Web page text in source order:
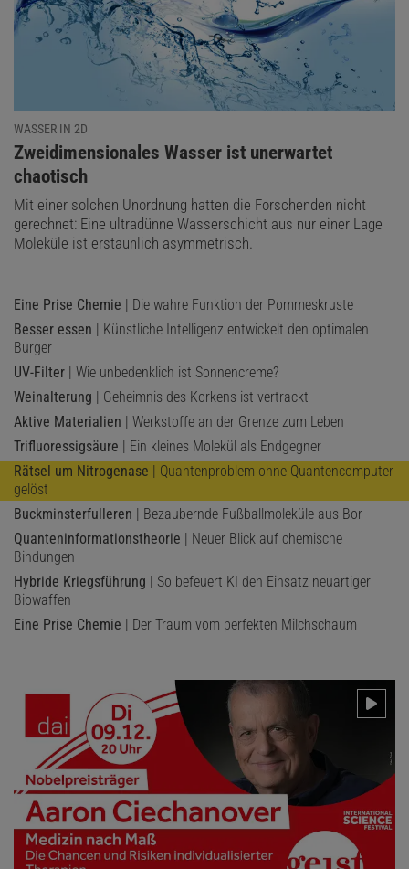
WASSER IN 2D
:
Zweidimensionales Wasser ist unerwartet
chaotisch
Mit einer solchen Unordnung hatten die Forschenden nicht
gerechnet: Eine ultradünne Wasserschicht aus nur einer Lage
Moleküle ist erstaunlich asymmetrisch.
Eine Prise Chemie | Die wahre Funktion der Pommeskruste
Besser essen | Künstliche Intelligenz entwickelt den optimalen
Burger
UV-Filter | Wie unbedenklich ist Sonnencreme?
Weinalterung | Geheimnis des Korkens ist vertrackt
Aktive Materialien | Werkstoffe an der Grenze zum Leben
Trifluoressigsäure | Ein kleines Molekül als Endgegner
Rätsel um Nitrogenase | Quantenproblem ohne Quantencomputer
gelöst
Buckminsterfulleren | Bezaubernde Fußballmoleküle aus Bor
Quanteninformationstheorie | Neuer Blick auf chemische
Bindungen
Hybride Kriegsführung | So befeuert KI den Einsatz neuartiger
Biowaffen
Eine Prise Chemie | Der Traum vom perfekten Milchschaum